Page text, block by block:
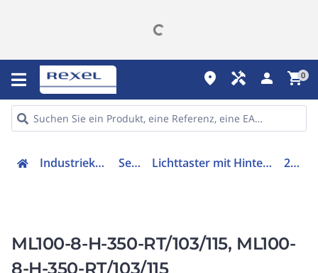
place handyman person shopping_cart0
Industriekomponenten Sensorik Lichttaster mit Hintergrundausblendung 223946
ML100-8-H-350-RT/103/115, ML100-
8-H-350-RT/103/115